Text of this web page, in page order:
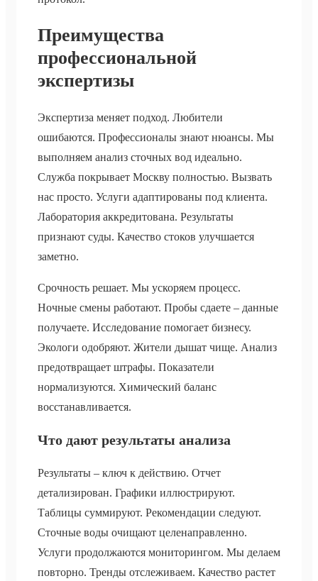
Преимущества
профессиональной
экспертизы
Экспертиза меняет подход. Любители
ошибаются. Профессионалы знают нюансы. Мы
выполняем анализ сточных вод идеально.
Служба покрывает Москву полностью. Вызвать
нас просто. Услуги адаптированы под клиента.
Лаборатория аккредитована. Результаты
признают суды. Качество стоков улучшается
заметно.
Срочность решает. Мы ускоряем процесс.
Ночные смены работают. Пробы сдаете – данные
получаете. Исследование помогает бизнесу.
Экологи одобряют. Жители дышат чище. Анализ
предотвращает штрафы. Показатели
нормализуются. Химический баланс
восстанавливается.
Что дают результаты анализа
Результаты – ключ к действию. Отчет
детализирован. Графики иллюстрируют.
Таблицы суммируют. Рекомендации следуют.
Сточные воды очищают целенаправленно.
Услуги продолжаются мониторингом. Мы делаем
повторно. Тренды отслеживаем. Качество растет